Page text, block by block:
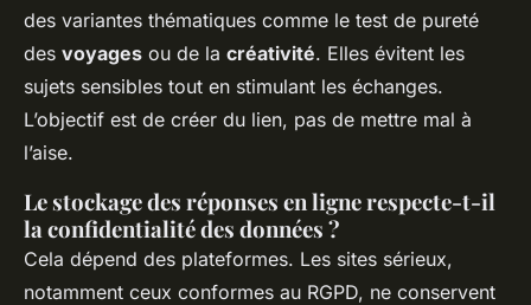
des variantes thématiques comme le test de pureté
des voyages ou de la créativité. Elles évitent les
sujets sensibles tout en stimulant les échanges.
L’objectif est de créer du lien, pas de mettre mal à
l’aise.
Le stockage des réponses en ligne respecte-t-il
la confidentialité des données ?
Cela dépend des plateformes. Les sites sérieux,
notamment ceux conformes au RGPD, ne conservent